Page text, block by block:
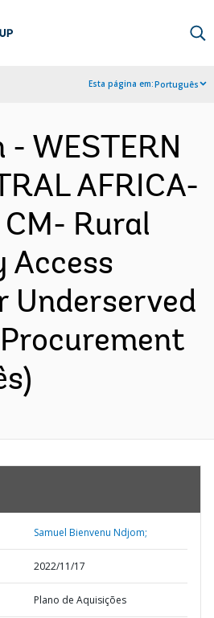
Esta página em:Português
- WESTERN
AFRICA-
Rural
Access
Underserved
Samuel Bienvenu Ndjom;
2022/11/17
Plano de Aquisições